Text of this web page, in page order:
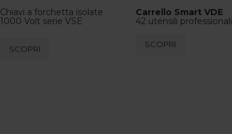
Chiavi a forchetta isolate
1000 Volt serie VSE
SCOPRI
Carrello Smart VDE
42 utensili professionali
SCOPRI